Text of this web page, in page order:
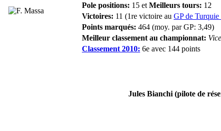
Pole positions: 15 et Meilleurs tours: 12
Victoires: 11 (1re victoire au GP de Turquie
Points marqués: 464 (moy. par GP: 3,49)
Meilleur classement au championnat:
Classement 2010: 6e avec 144 points
Jules Bianchi (pilote de